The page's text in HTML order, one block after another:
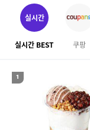
11 하이원 워터월드
14 2인 식탁세트
17 올리비안로렌 마이
실시간
실시간 BEST 쿠팡
1